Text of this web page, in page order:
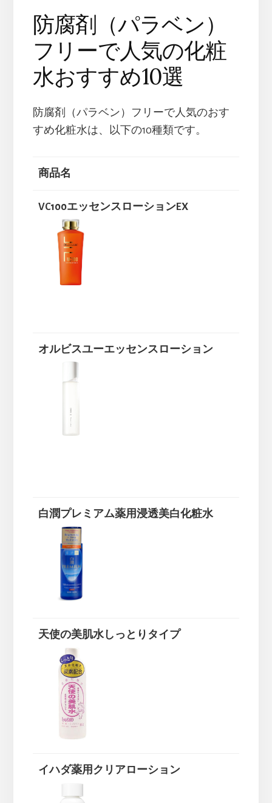
防腐剤（パラベン）
フリーで人気の化粧
水おすすめ10選
防腐剤（パラベン）フリーで人気のおす
すめ化粧水は、以下の10種類です。
商品名
VC100エッセンスローションEX
オルビスユーエッセンスローション
白潤プレミアム薬用浸透美白化粧水
天使の美肌水しっとりタイプ
イハダ薬用クリアローション